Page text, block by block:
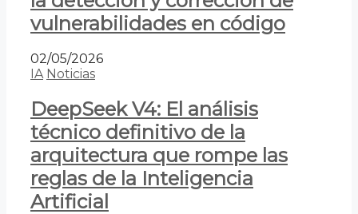
vulnerabilidades en código
02/05/2026
IA Noticias
DeepSeek V4: El análisis
técnico definitivo de la
arquitectura que rompe las
reglas de la Inteligencia
Artificial